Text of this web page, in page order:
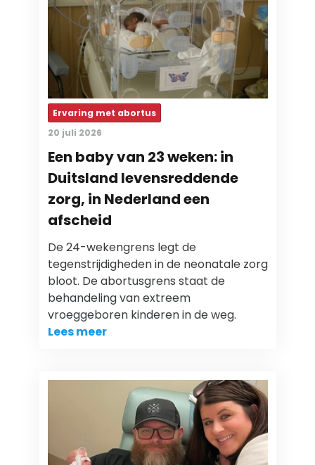
Ervaring met abortus
20 juli 2026
Een baby van 23 weken: in
Duitsland levensreddende
zorg, in Nederland een
afscheid
De 24-wekengrens legt de
tegenstrijdigheden in de neonatale zorg
bloot. De abortusgrens staat de
behandeling van extreem
vroeggeboren kinderen in de weg.
Lees meer